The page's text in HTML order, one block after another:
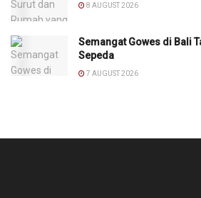
8 AUGUST 2026
Semangat Gowes di Bali
Sepeda
7 AUGUST 2026